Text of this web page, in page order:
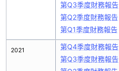
2021
第Q3季度財務報告
第Q2季度財務報告
第Q1季度財務報告
第Q4季度財務報告
第Q3季度財務報告